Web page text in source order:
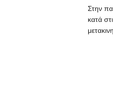
Στην
κατά